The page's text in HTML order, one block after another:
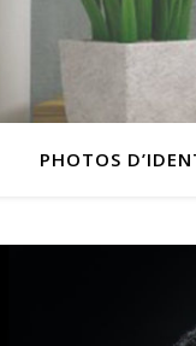
PHOTOS